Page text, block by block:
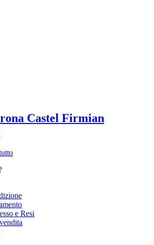
Castel Firmian
e Resi